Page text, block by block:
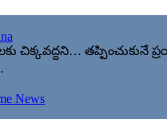
చిక్కవద్దని… తప్పించుకునే
News